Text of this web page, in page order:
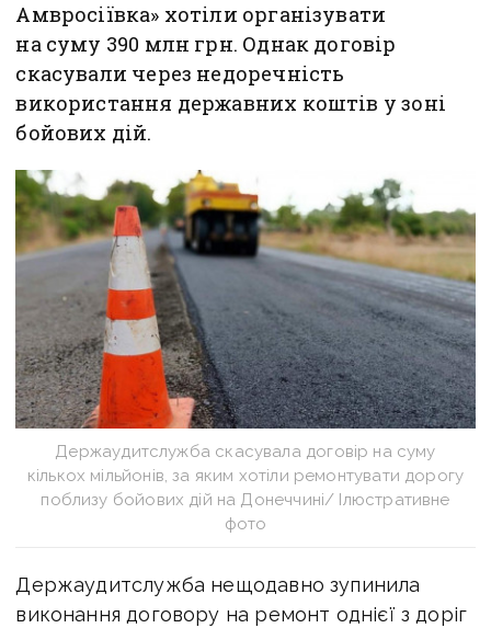
Амвросіївка» хотіли організувати
на суму 390 млн грн. Однак договір
скасували через недоречність
використання державних коштів у зоні
бойових дій.
Держаудитслужба скасувала договір на суму
кількох мільйонів, за яким хотіли ремонтувати дорогу
поблизу бойових дій на Донеччині/ Ілюстративне
фото
Держаудитслужба нещодавно зупинила
виконання договору на ремонт однієї з доріг